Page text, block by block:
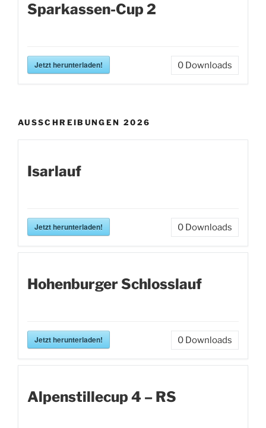
Sparkassen-Cup 2
Jetzt herunterladen! 0 Downloads
AUSSCHREIBUNGEN 2026
Isarlauf
Jetzt herunterladen! 0 Downloads
Hohenburger Schlosslauf
Jetzt herunterladen! 0 Downloads
Alpenstillecup 4 – RS